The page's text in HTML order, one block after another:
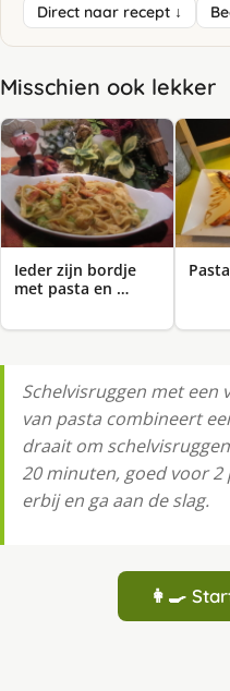
Direct naar recept ↓
Misschien ook lekker
Ieder zijn bordje
met pasta en …
Schelvisruggen met een
van pasta combineert
draait om
20 minuten, goed voor 2
erbij en ga aan de slag.
👩‍🍳